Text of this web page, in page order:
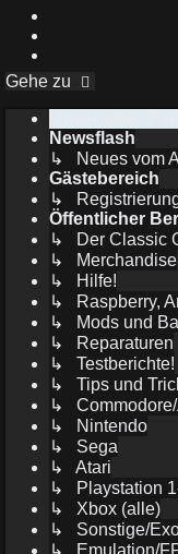
Gehe zu
Newsflash
↳ Neues vom
Gästebereich
↳
Öffentlicher
↳ Der Classic
↳ Merchandise
↳ Hilfe!
↳ Raspberry,
↳ Mods und
↳ Reparaturen
↳ Testberichte!
↳ Tips und
↳ Commodore/
↳ Nintendo
↳ Sega
↳ Atari
↳ Playstation
↳ Xbox (alle)
↳ Sonstige/
↳ Emulation/